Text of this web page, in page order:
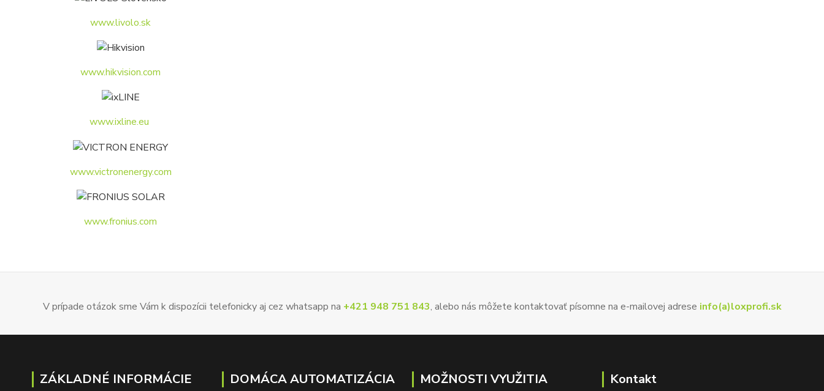
www.livolo.sk
www.hikvision.com
www.ixline.eu
www.victronenergy.com
www.fronius.com
V prípade otázok sme Vám k dispozícii telefonicky aj cez whatsapp na +421 948 751 843, alebo nás môžete kontaktovať písomne na e-mailovej adrese info(a)loxprofi.sk
ZÁKLADNÉ INFORMÁCIE DOMÁCA AUTOMATIZÁCIA MOŽNOSTI VYUŽITIA Kontakt